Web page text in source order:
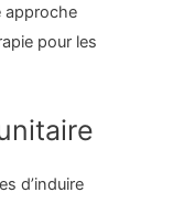
approche
pour les
d’induire